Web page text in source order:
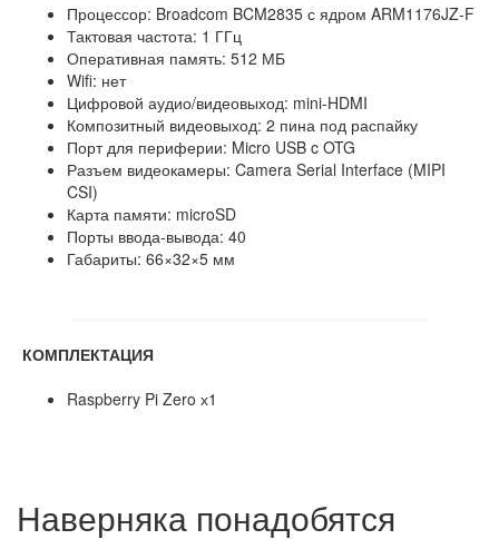
Процессор: Broadcom BCM2835 с ядром ARM1176JZ-F
Тактовая частота: 1 ГГц
Оперативная память: 512 МБ
Wifi: нет
Цифровой аудио/видеовыход: mini-HDMI
Композитный видеовыход: 2 пина под распайку
Порт для периферии: Micro USB c OTG
Разъем видеокамеры: Camera Serial Interface (MIPI
CSI)
Карта памяти: microSD
Порты ввода-вывода: 40
Габариты: 66×32×5 мм
КОМПЛЕКТАЦИЯ
Raspberry Pi Zero х1
Наверняка понадобятся